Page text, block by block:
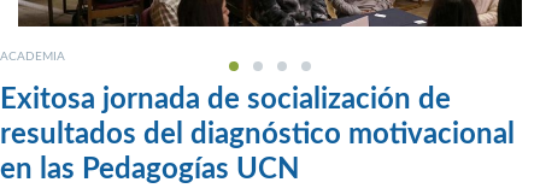
ACADEMIA
Exitosa jornada de socialización de
resultados del diagnóstico motivacional
en las Pedagogías UCN